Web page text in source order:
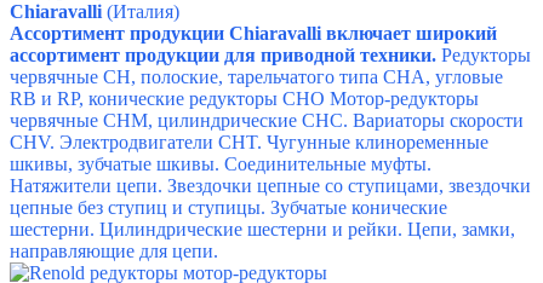
Chiaravalli(Италия)
Ассортимент продукции Chiaravalli включает широкий
ассортимент продукции для приводной техники. Редукторы
червячные CH, полоские, тарельчатого типа CHA, угловые
RB и RP, конические редукторы CHO Мотор-редукторы
червячные CHM, цилиндрические CHC. Вариаторы скорости
CHV. Электродвигатели CHT. Чугунные клиноременные
шкивы, зубчатые шкивы. Соединительные муфты.
Натяжители цепи. Звездочки цепные со ступицами, звездочки
цепные без ступиц и ступицы. Зубчатые конические
шестерни. Цилиндрические шестерни и рейки. Цепи, замки,
направляющие для цепи.